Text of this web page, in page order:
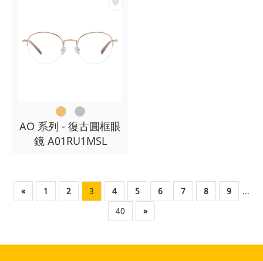
AO 系列 - 復古圓框眼
鏡 A01RU1MSL
« 1 2 3 4 5 6 7 8 9
...
40
»